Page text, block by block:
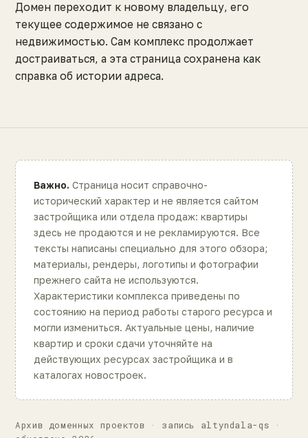
Домен переходит к новому владельцу, его
текущее содержимое не связано с
недвижимостью. Сам комплекс продолжает
достраиваться, а эта страница сохранена как
справка об истории адреса.
Важно. Страница носит справочно-
исторический характер и не является сайтом
застройщика или отдела продаж: квартиры
здесь не продаются и не рекламируются. Все
тексты написаны специально для этого обзора;
материалы, рендеры, логотипы и фотографии
прежнего сайта не используются.
Характеристики комплекса приведены по
состоянию на период работы старого ресурса и
могли измениться. Актуальные цены, наличие
квартир и сроки сдачи уточняйте на
действующих ресурсах застройщика и в
каталогах новостроек.
Архив доменных проектов · запись altyndala-qs ·